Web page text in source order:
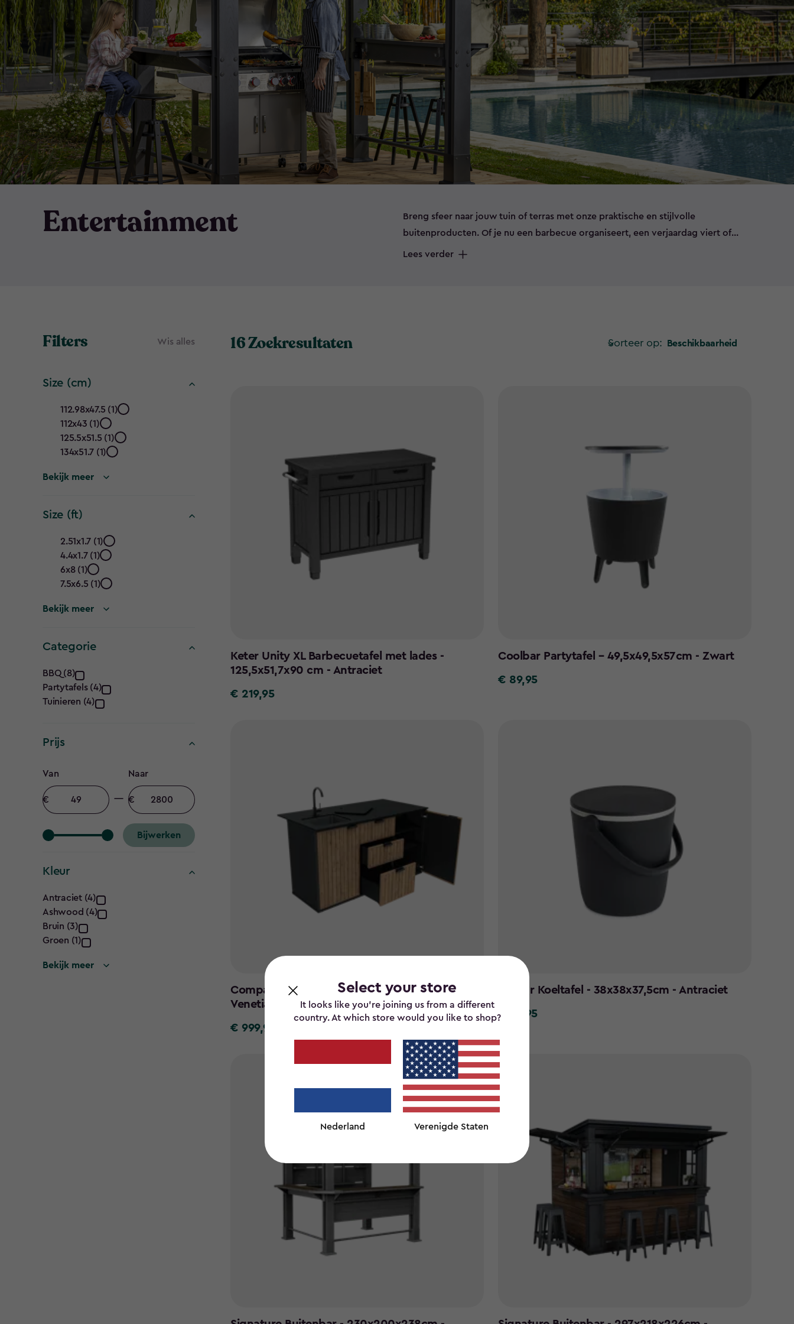
Select your store
It looks like you’re joining us from a different
country. At which store would you like to shop?
Nederland Verenigde Staten
Entertainment
Breng sfeer naar jouw tuin of terras met onze praktische en stijlvolle
buitenproducten. Of je nu een barbecue organiseert, een verjaardag viert of
gewoon een ontspannen dag met vrienden hebt, onze collectie biedt alles wat
buitengelegenheid een geslaagde ervaring!
Lees verder
Filters Wis alles
Size (cm)
Size
(cm)
filter
112.98x47.5 (1)
112x43 (1)
125.5x51.5 (1)
134x51.7 (1)
Bekijk meer
Size (ft)
Size
(ft)
filter
2.51x1.7 (1)
4.4x1.7 (1)
6x8 (1)
7.5x6.5 (1)
Bekijk meer
Categorie
Categorie
filter
BBQ (8)
Partytafels (4)
Tuinieren (4)
Prijs
Prijs
filter
Van
Minimum
bedrag
Naar
Maximum
bedrag
Bijwerken
Kleur
Kleur
filter
Antraciet (4)
Ashwood (4)
Bruin (3)
Groen (1)
Bekijk meer
Sorteer op: Beschikbaarheid
16 Zoekresultaten
Keter Unity XL Barbecuetafel met lades -
125,5x51,7x90 cm - Antraciet
€
€ 219,95
Coolbar Partytafel – 49,5x49,5x57cm - Zwart
€
€ 89,95
Compacte Buitenkeuken - 72,1x167,9x94 cm -
Venetian Bruin
€
€ 999,95
Go Bar Koeltafel - 38x38x37,5cm - Antraciet
€€ 49,95